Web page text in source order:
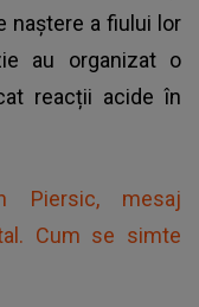
naștere a fiului lor
au organizat o
reacții acide în
Piersic, mesaj
Cum se simte